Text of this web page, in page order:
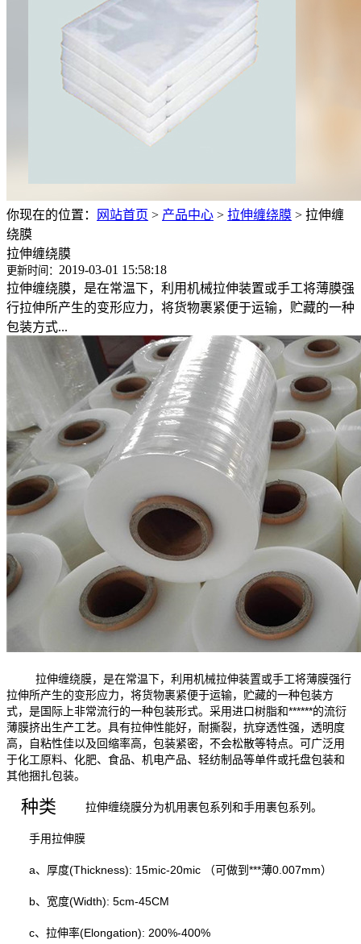
你现在的位置： 网站首页 > 产品中心 > 拉伸缠绕膜 > 拉伸缠
绕膜
拉伸缠绕膜
更新时间： 2019-03-01 15:58:18
拉伸缠绕膜，是在常温下，利用机械拉伸装置或手工将薄膜强
行拉伸所产生的变形应力，将货物裹紧便于运输，贮藏的一种
包装方式...
拉伸缠绕膜，是在常温下，利用机械拉伸装置或手工将薄膜强行
拉伸所产生的变形应力，将货物裹紧便于运输，贮藏的一种包装方
式，是国际上非常流行的一种包装形式。采用进口树脂和******的流衍
薄膜挤出生产工艺。具有拉伸性能好，耐撕裂，抗穿透性强，透明度
高，自粘性佳以及回缩率高，包装紧密，不会松散等特点。可广泛用
于化工原料、化肥、食品、机电产品、轻纺制品等单件或托盘包装和
其他捆扎包装。
种类 拉伸缠绕膜分为机用裹包系列和手用裹包系列。
手用拉伸膜
a、厚度(Thickness): 15mic-20mic （可做到***薄0.007mm）
b、宽度(Width): 5cm-45CM
c、拉伸率(Elongation): 200%-400%